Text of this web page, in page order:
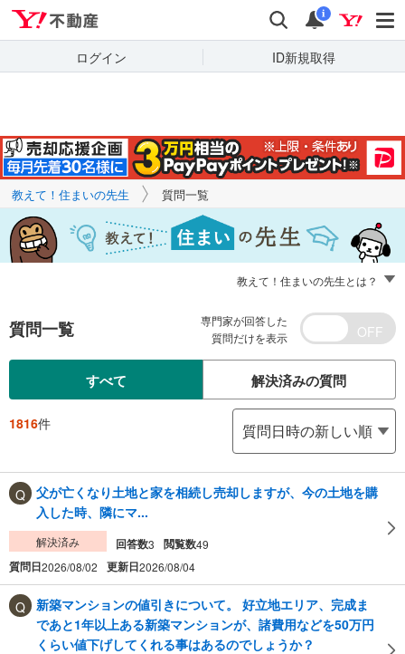
検索 通知
i
ログイン ID新規取得
キーワードで
質問を探す
教えて！住まいの先生 質問一覧
教えて！住まいの先生とは？
質問一覧
専門家が回答した
質問だけを表示
すべて 解決済みの質問
1816件
父が亡くなり土地と家を相続し売却しますが、今の土地を購
入した時、隣にマ...
解決済み 回答数3 閲覧数49
質問日2026/08/02 更新日2026/08/04
新築マンションの値引きについて。 好立地エリア、完成ま
であと1年以上ある新築マンションが、諸費用などを50万円
くらい値下げしてくれる事はあるのでしょうか？